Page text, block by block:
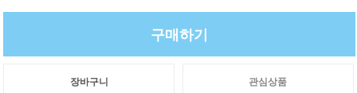
구매하기
장바구니 관심상품